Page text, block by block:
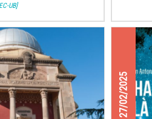
UB]
27/02/2025